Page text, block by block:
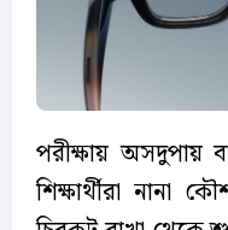
পরীক্ষায়
শিক্ষার্থীরা